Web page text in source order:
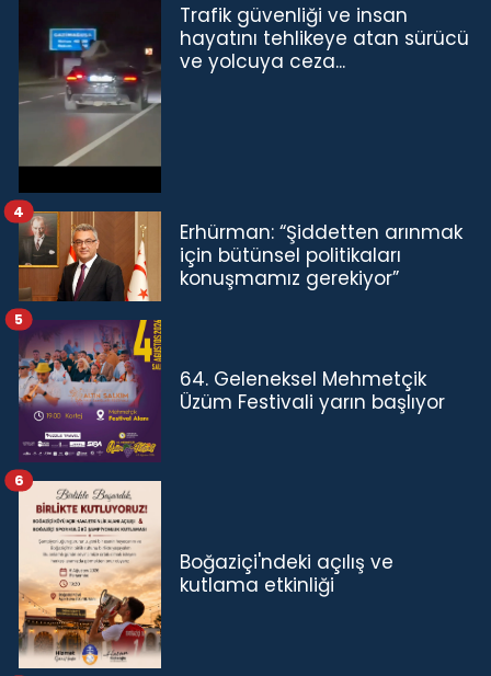
Trafik güvenliği ve insan
hayatını tehlikeye atan sürücü
ve yolcuya ceza...
Erhürman: “Şiddetten arınmak
için bütünsel politikaları
konuşmamız gerekiyor”
4
64. Geleneksel Mehmetçik
Üzüm Festivali yarın başlıyor
5
Boğaziçi'ndeki açılış ve
kutlama etkinliği
6